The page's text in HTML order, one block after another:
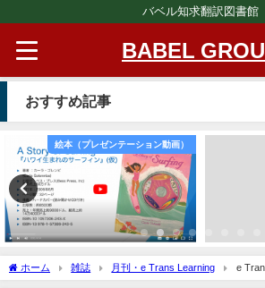
バベル知求翻訳図書館
BABEL
おすすめ記事
絵本（プレゼンテーション動画）
ホーム 雑誌 月刊・e Trans Learning e